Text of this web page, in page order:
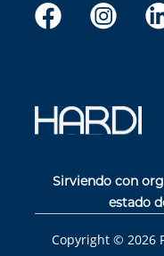
Sirviendo con
estado
Copyright © 2026